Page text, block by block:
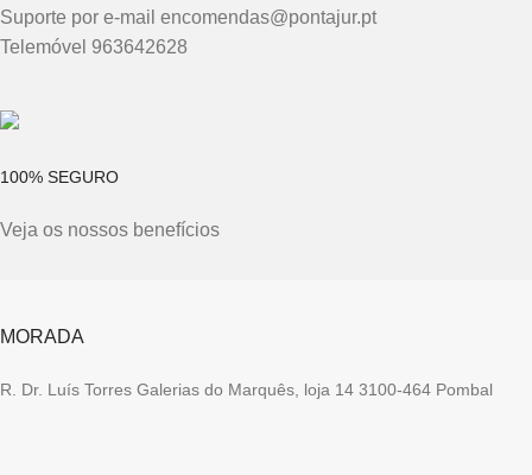
Suporte por e-mail encomendas@pontajur.pt
Telemóvel 963642628
100% SEGURO
Veja os nossos benefícios
MORADA
R. Dr. Luís Torres Galerias do Marquês, loja 14 3100-464 Pombal